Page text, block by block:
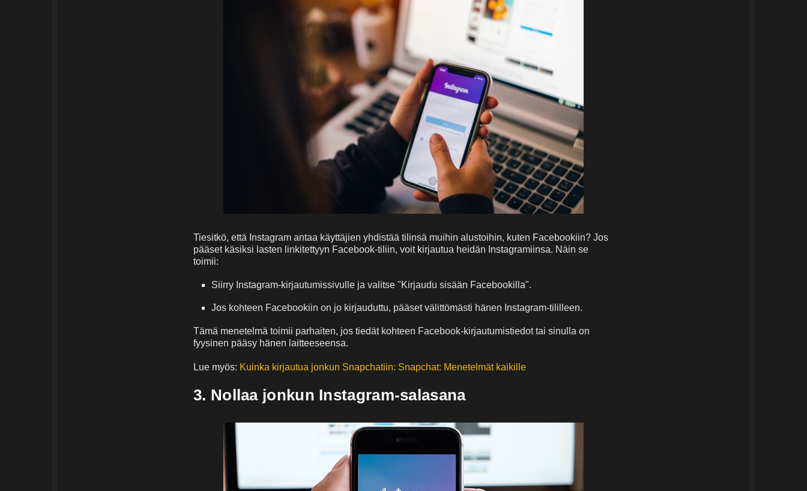
Tiesitkö, että Instagram antaa käyttäjien yhdistää tilinsä muihin alustoihin, kuten Facebookiin? Jos
pääset käsiksi lasten linkitettyyn Facebook-tiliin, voit kirjautua heidän Instagramiinsa. Näin se
toimii:
Siirry Instagram-kirjautumissivulle ja valitse "Kirjaudu sisään Facebookilla".
Jos kohteen Facebookiin on jo kirjauduttu, pääset välittömästi hänen Instagram-tililleen.
Tämä menetelmä toimii parhaiten, jos tiedät kohteen Facebook-kirjautumistiedot tai sinulla on
fyysinen pääsy hänen laitteeseensa.
Lue myös: Kuinka kirjautua jonkun Snapchatiin: Snapchat: Menetelmät kaikille
3. Nollaa jonkun Instagram-salasana